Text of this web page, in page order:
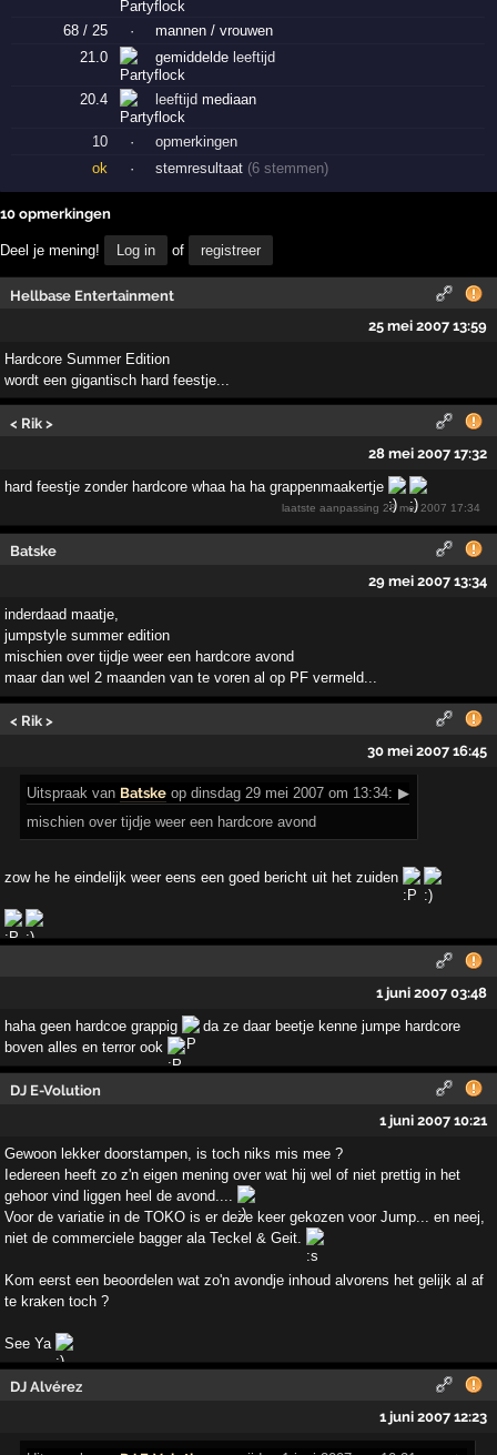
68 / 25 ·
mannen / vrouwen
21.0
gemiddeldeleeftijd
20.4 leeftijd mediaan
10 ·
opmerkingen
ok
· stemresultaat (6 stemmen)
10 opmerkingen
Deel je mening! Log in of registreer
Hellbase Entertainment
25 mei 2007 13:59
Hardcore Summer Edition
wordt een gigantisch hard feestje...
< Rik >
28 mei 2007 17:32
hard feestje zonder hardcore whaa ha ha grappenmaakertje
laatste aanpassing28 mei 2007 17:34
Batske
29 mei 2007 13:34
inderdaad maatje,
jumpstyle summer edition
mischien over tijdje weer een hardcore avond
maar dan wel 2 maanden van te voren al op PF vermeld...
< Rik >
30 mei 2007 16:45
Uitspraak van Batske op dinsdag 29 mei 2007 om 13:34: ▶
mischien over tijdje weer een hardcore avond
zow he he eindelijk weer eens een goed bericht uit het zuiden
1 juni 2007 03:48
haha geen hardcoe grappig
da ze daar beetje kenne jumpe hardcore
boven alles en terror ook
DJ E-Volution
1 juni 2007 10:21
Gewoon lekker doorstampen, is toch niks mis mee ?
Iedereen heeft zo z'n eigen mening over wat hij wel of niet prettig in het
gehoor vind liggen heel de avond....
Voor de variatie in de TOKO is er deze keer gekozen voor Jump... en neej,
niet de commerciele bagger ala Teckel & Geit.
Kom eerst een beoordelen wat zo'n avondje inhoud alvorens het gelijk al af
te kraken toch ?
See Ya
DJ Alvérez
1 juni 2007 12:23